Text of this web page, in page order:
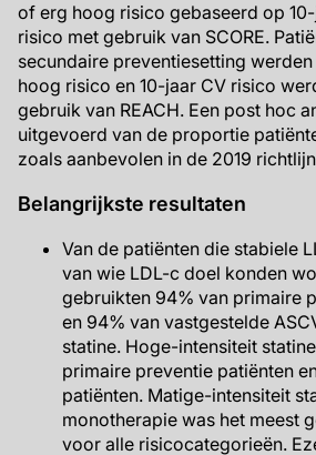
of erg hoog risico gebaseerd op
risico met gebruik van SCORE.
secundaire preventiesetting
hoog risico en 10-jaar CV risico
gebruik van REACH. Een post hoc
uitgevoerd van de proportie
zoals aanbevolen in de 2019
Belangrijkste resultaten
Van de patiënten die stabiele
van wie LDL-c doel konden
gebruikten 94% van primaire
en 94% van vastgestelde
statine. Hoge-intensiteit
primaire preventie patiënten
patiënten. Matige-intensiteit
monotherapie was het meest
voor alle risicocategorieën.